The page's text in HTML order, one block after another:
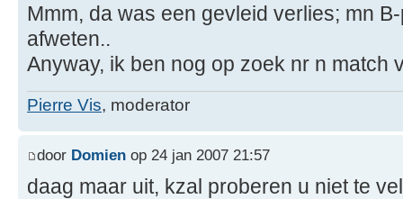
Mmm, da was een gevleid verlies; mn
afweten..
Anyway, ik ben nog op zoek nr n match
Pierre Vis, moderator
door Domien op 24 jan 2007 21:57
daag maar uit, kzal proberen u niet te